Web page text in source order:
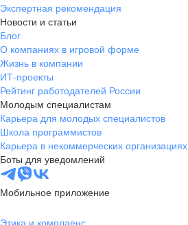
Экспертная рекомендация
Новости и статьи
Блог
О компаниях в игровой форме
Жизнь в компании
ИТ-проекты
Рейтинг работодателей России
Молодым специалистам
Карьера для молодых специалистов
Школа программистов
Карьера в некоммерческих организациях
Боты для уведомлений
Мобильное приложение